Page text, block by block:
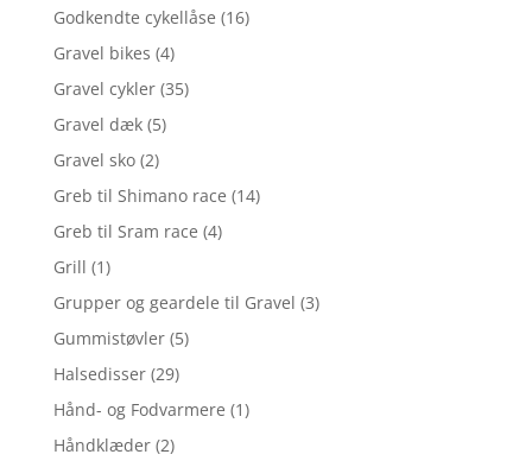
Godkendte cykellåse (16)
Gravel bikes (4)
Gravel cykler (35)
Gravel dæk (5)
Gravel sko (2)
Greb til Shimano race (14)
Greb til Sram race (4)
Grill (1)
Grupper og geardele til Gravel (3)
Gummistøvler (5)
Halsedisser (29)
Hånd- og Fodvarmere (1)
Håndklæder (2)